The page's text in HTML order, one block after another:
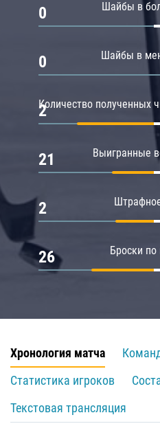
Шайбы в
0
Шайбы в
0
Количество полученных
2
Выигранные
21
2
Броски
26
Хронология матча
Статистика игроков
Текстовая трансляция